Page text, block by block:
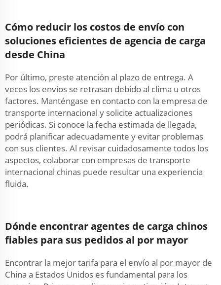
Cómo reducir los costos de envío con
soluciones eficientes de agencia de carga
desde China
Por último, preste atención al plazo de entrega. A
veces los envíos se retrasan debido al clima u otros
factores. Manténgase en contacto con la empresa de
transporte internacional y solicite actualizaciones
periódicas. Si conoce la fecha estimada de llegada,
podrá planificar adecuadamente y evitar problemas
con sus clientes. Al revisar cuidadosamente todos los
aspectos, colaborar con empresas de transporte
internacional chinas puede resultar una experiencia
fluida.
Dónde encontrar agentes de carga chinos
fiables para sus pedidos al por mayor
Encontrar la mejor tarifa para el envío al por mayor de
China a Estados Unidos es fundamental para los